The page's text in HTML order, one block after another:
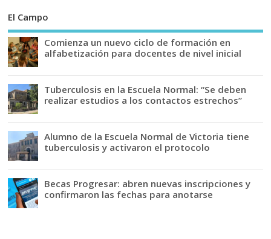
El Campo
Comienza un nuevo ciclo de formación en
alfabetización para docentes de nivel inicial
Tuberculosis en la Escuela Normal: “Se deben
realizar estudios a los contactos estrechos”
Alumno de la Escuela Normal de Victoria tiene
tuberculosis y activaron el protocolo
Becas Progresar: abren nuevas inscripciones y
confirmaron las fechas para anotarse